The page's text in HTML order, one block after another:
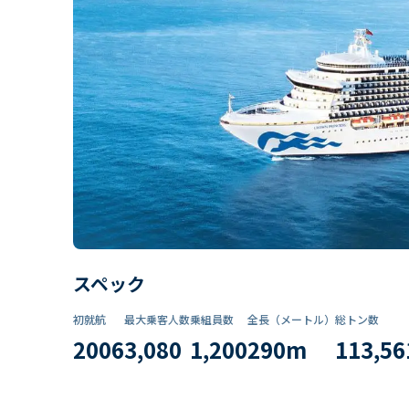
スペック
初就航
2006
最大乗客人数
3,080
乗組員数​
1,200
全長（メートル）
290m
総トン数​